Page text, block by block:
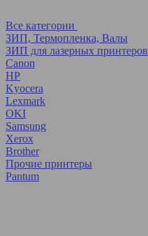
Все категории
ЗИП, Термопленка, Валы
ЗИП для лазерных принтеров
Canon
HP
Kyocera
Lexmark
OKI
Samsung
Xerox
Brother
Прочие принтеры
Pantum